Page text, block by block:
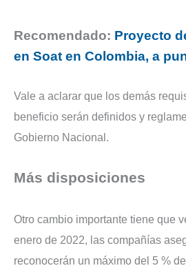
Recomendado: Proyecto
en Soat en Colombia, a
Vale a aclarar que los demás
beneficio serán definidos y
Gobierno Nacional.
Más disposiciones
Otro cambio importante tiene que
enero de 2022, las compañías
reconocerán un máximo del 5 %